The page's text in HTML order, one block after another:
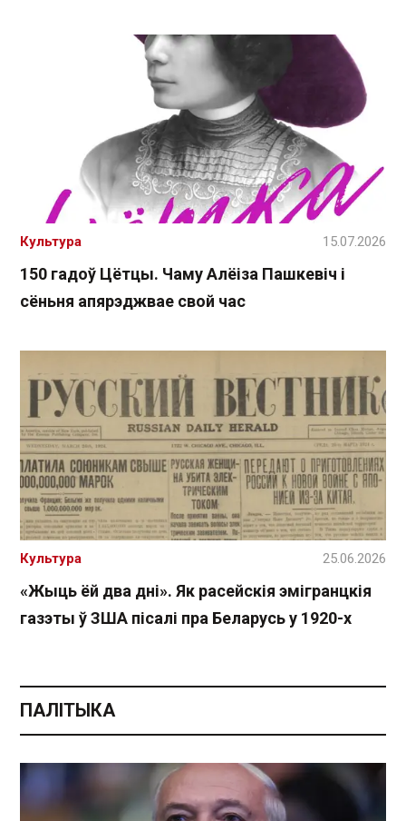
150 гадоў Цётцы. Чаму Алёіза Пашкевіч і
сёньня апярэджвае свой час
Культура 15.07.2026
«Жыць ёй два дні». Як расейскія эмігранцкія
газэты ў ЗША пісалі пра Беларусь у 1920-х
Культура 25.06.2026
ПАЛІТЫКА